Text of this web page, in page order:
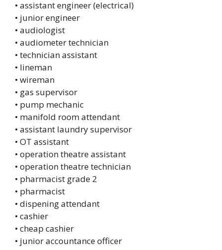
• assistant engineer (electrical)
• junior engineer
• audiologist
• audiometer technician
• technician assistant
• lineman
• wireman
• gas supervisor
• pump mechanic
• manifold room attendant
• assistant laundry supervisor
• OT assistant
• operation theatre assistant
• operation theatre technician
• pharmacist grade 2
• pharmacist
• dispening attendant
• cashier
• cheap cashier
• junior accountance officer